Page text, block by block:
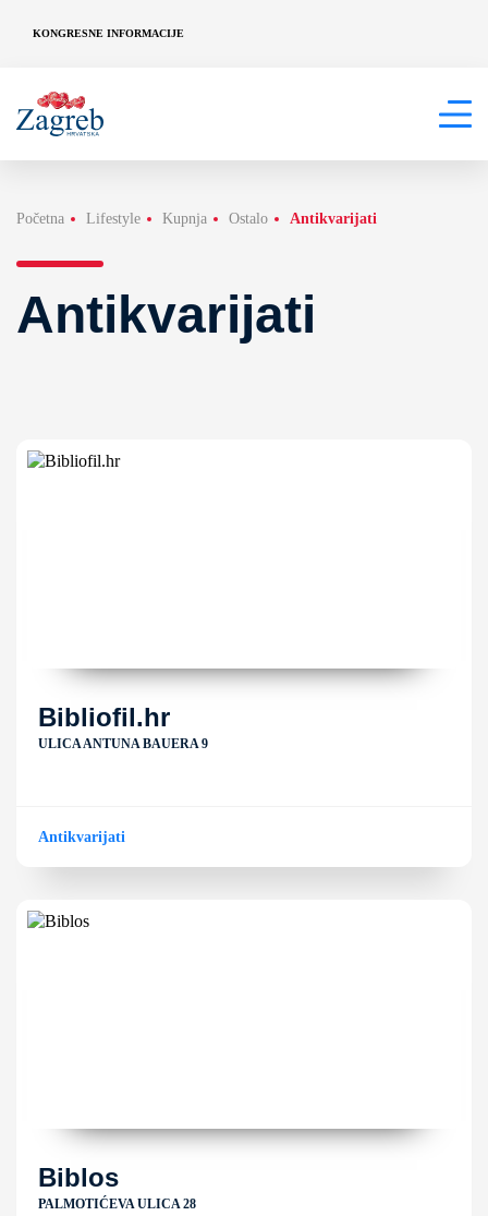
KONGRESNE INFORMACIJE
Početna Lifestyle Kupnja Ostalo Antikvarijati
Antikvarijati
Bibliofil.hr
ULICA ANTUNA BAUERA 9
Antikvarijati
Biblos
PALMOTIĆEVA ULICA 28